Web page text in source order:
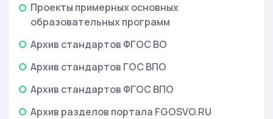
Проекты примерных основных
образовательных программ
Архив стандартов ФГОС ВО
Архив стандартов ГОС ВПО
Архив стандартов ФГОС ВПО
Архив разделов портала FGOSVO.RU